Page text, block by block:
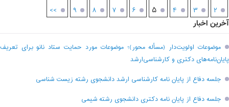
۲ ۳ ۴ ۵ ۶ ۷ ۸ ۹ >>
آخرین اخبار
موضوعات اولویت‌دار (مسأله محور)؛ موضوعات مورد حمایت ستاد نانو برای تعریف
پایان‌نامه‌های دکتری و کارشناسی‌ارشد
جلسه دفاع از پایان نامه کارشناسی ارشد دانشجوی رشته زیست شناسی
جلسه دفاع از پایان نامه دکتری دانشجوی رشته شیمی